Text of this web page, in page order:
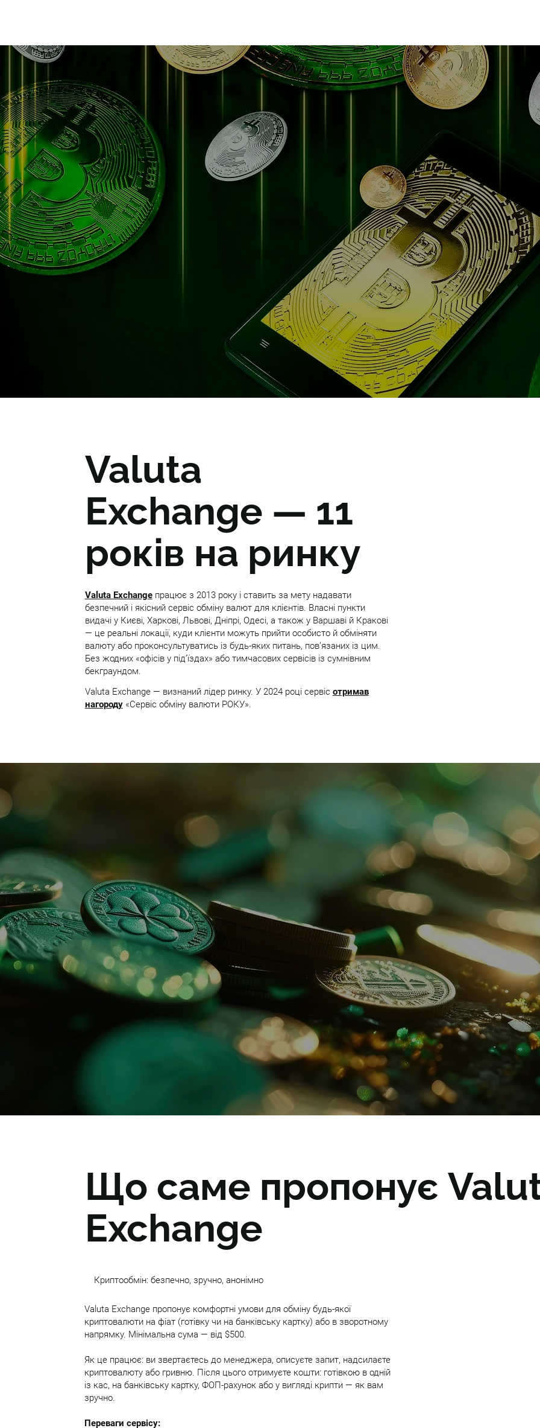
Valuta
Exchange — 11
років на ринку
Valuta Exchangeпрацює з 2013 року і ставить за мету надавати
безпечний і якісний сервіс обміну валют для клієнтів. Власні пункти
видачі у Києві, Харкові, Львові, Дніпрі, Одесі, а також у Варшаві й Кракові
— це реальні локації, куди клієнти можуть прийти особисто й обміняти
валюту або проконсультуватись із будь-яких питань, пов’язаних із цим.
Без жодних «офісів у під’їздах» або тимчасових сервісів із сумнівним
бекграундом.
Valuta Exchange — визнаний лідер ринку. У 2024 році сервіс отримав
нагороду«Сервіс обміну валюти РОКУ».
Що саме пропонує
Exchange
Криптообмін: безпечно, зручно, анонімно
Valuta Exchange пропонує комфортні умови для обміну будь-якої
криптовалюти на фіат (готівку чи на банківську картку) або в зворотному
напрямку. Мінімальна сума — від $500.
Як це працює: ви звертаєтесь до менеджера, описуєте запит, надсилаєте
криптовалюту або гривню. Після цього отримуєте кошти: готівкою в одній
із кас, на банківську картку, ФОП-рахунок або у вигляді крипти — як вам
зручно.
Переваги сервісу: